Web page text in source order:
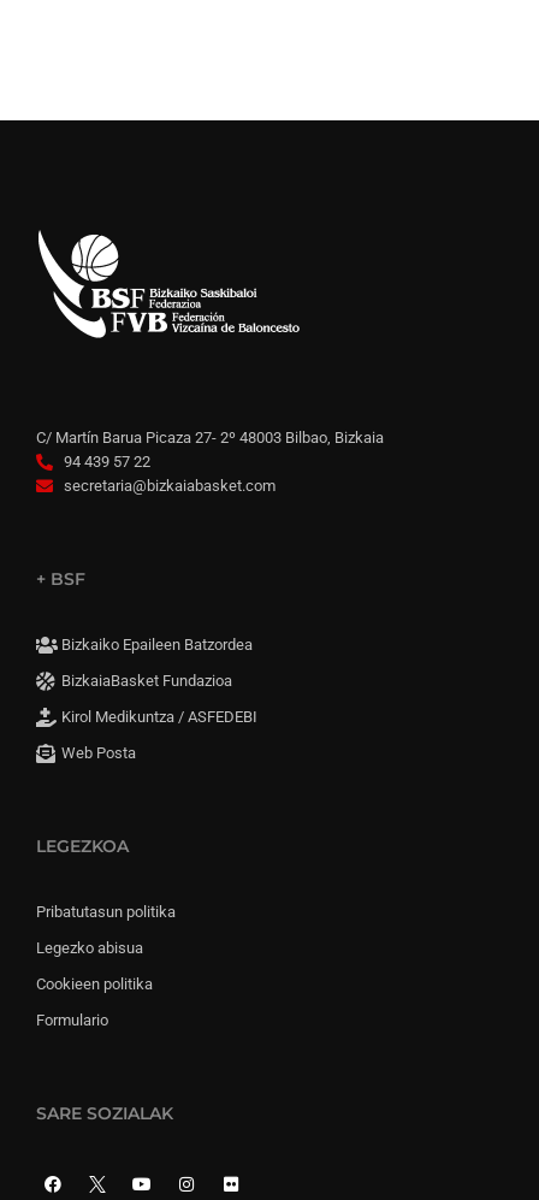
C/ Martín Barua Picaza 27- 2º 48003 Bilbao, Bizkaia
94 439 57 22
secretaria@bizkaiabasket.com
+ BSF
Bizkaiko Epaileen Batzordea
BizkaiaBasket Fundazioa
Kirol Medikuntza / ASFEDEBI
Web Posta
LEGEZKOA
Pribatutasun politika
Legezko abisua
Cookieen politika
Formulario
SARE SOZIALAK